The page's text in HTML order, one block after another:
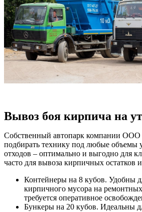
Вывоз боя кирпича на
Собственный автопарк компании ООО
подбирать технику под любые объемы
отходов – оптимально и выгодно для
часто для вывоза кирпичных остатков
Контейнеры на 8 кубов. Удобны
кирпичного мусора на
требуется оперативное
Бункеры на 20 кубов. Идеальны